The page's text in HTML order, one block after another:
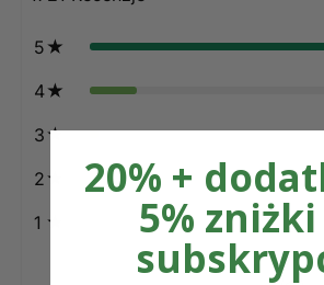
5
4
3
2
1
Star
20% +
5% zniżki